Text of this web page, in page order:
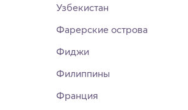
Узбекистан
Фарерские острова
Фиджи
Филиппины
Франция